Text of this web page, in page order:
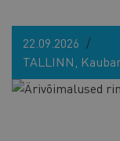
22.09.2026
TALLINN,